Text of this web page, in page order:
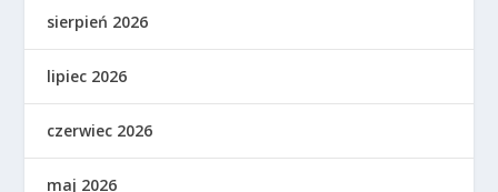
sierpień 2026
lipiec 2026
czerwiec 2026
maj 2026